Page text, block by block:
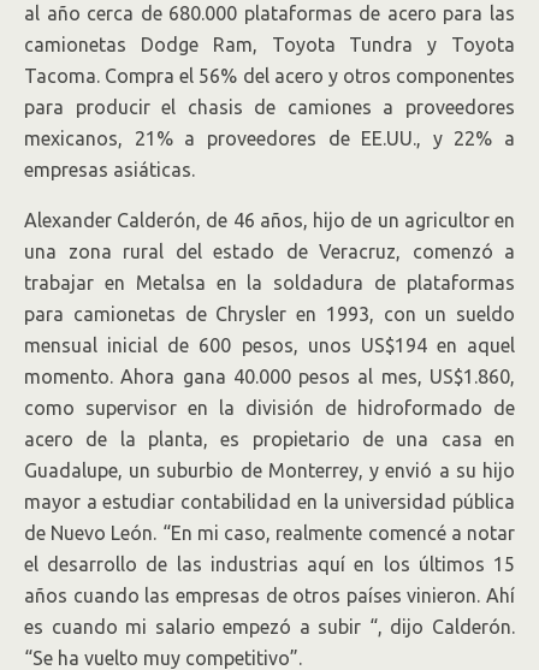
al año cerca de 680.000 plataformas de acero para las
camionetas Dodge Ram, Toyota Tundra y Toyota
Tacoma. Compra el 56% del acero y otros componentes
para producir el chasis de camiones a proveedores
mexicanos, 21% a proveedores de EE.UU., y 22% a
empresas asiáticas.
Alexander Calderón, de 46 años, hijo de un agricultor en
una zona rural del estado de Veracruz, comenzó a
trabajar en Metalsa en la soldadura de plataformas
para camionetas de Chrysler en 1993, con un sueldo
mensual inicial de 600 pesos, unos US$194 en aquel
momento. Ahora gana 40.000 pesos al mes, US$1.860,
como supervisor en la división de hidroformado de
acero de la planta, es propietario de una casa en
Guadalupe, un suburbio de Monterrey, y envió a su hijo
mayor a estudiar contabilidad en la universidad pública
de Nuevo León. “En mi caso, realmente comencé a notar
el desarrollo de las industrias aquí en los últimos 15
años cuando las empresas de otros países vinieron. Ahí
es cuando mi salario empezó a subir “, dijo Calderón.
“Se ha vuelto muy competitivo”.